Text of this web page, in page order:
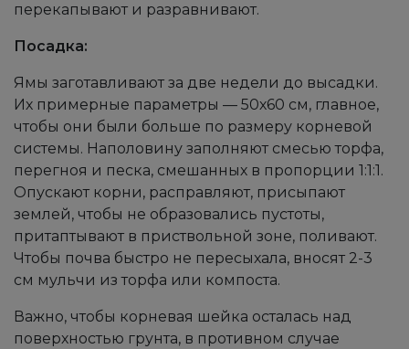
перекапывают и разравнивают.
Посадка:
Ямы заготавливают за две недели до высадки.
Их примерные параметры — 50х60 см, главное,
чтобы они были больше по размеру корневой
системы. Наполовину заполняют смесью торфа,
перегноя и песка, смешанных в пропорции 1:1:1.
Опускают корни, расправляют, присыпают
землей, чтобы не образовались пустоты,
притаптывают в приствольной зоне, поливают.
Чтобы почва быстро не пересыхала, вносят 2-3
см мульчи из торфа или компоста.
Важно, чтобы корневая шейка осталась над
поверхностью грунта, в противном случае